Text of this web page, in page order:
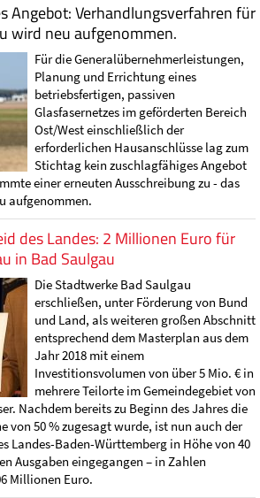
Angebot: Verhandlungsverfahren für
wird neu aufgenommen.
Für die Generalübernehmerleistungen,
Planung und Errichtung eines
betriebsfertigen, passiven
Glasfasernetzes im geförderten Bereich
Ost/West einschließlich der
erforderlichen Hausanschlüsse lag zum
Stichtag kein zuschlagfähiges Angebot
einer erneuten Ausschreibung zu - das
aufgenommen.
des Landes: 2 Millionen Euro für
in Bad Saulgau
Die Stadtwerke Bad Saulgau
erschließen, unter Förderung von Bund
und Land, als weiteren großen Abschnitt
entsprechend dem Masterplan aus dem
Jahr 2018 mit einem
Investitionsvolumen von über 5 Mio. € in
mehrere Teilorte im Gemeindegebiet von
Nachdem bereits zu Beginn des Jahres die
von 50 % zugesagt wurde, ist nun auch der
Landes-Baden-Württemberg in Höhe von 40
Ausgaben eingegangen – in Zahlen
Millionen Euro.